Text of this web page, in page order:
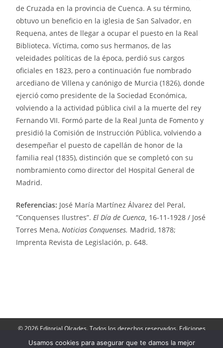
de Cruzada en la provincia de Cuenca. A su término,
obtuvo un beneficio en la iglesia de San Salvador, en
Requena, antes de llegar a ocupar el puesto en la Real
Biblioteca. Víctima, como sus hermanos, de las
veleidades políticas de la época, perdió sus cargos
oficiales en 1823, pero a continuación fue nombrado
arcediano de Villena y canónigo de Murcia (1826), donde
ejerció como presidente de la Sociedad Económica,
volviendo a la actividad pública civil a la muerte del rey
Fernando VII. Formó parte de la Real Junta de Fomento y
presidió la Comisión de Instrucción Pública, volviendo a
desempeñar el puesto de capellán de honor de la
familia real (1835), distinción que se completó con su
nombramiento como director del Hospital General de
Madrid.
Referencias: José María Martínez Álvarez del Peral,
“Conquenses Ilustres”. El Día de Cuenca 16-11-1928 / José
Torres Mena, Noticias Conquenses. Madrid, 1878;
Imprenta Revista de Legislación, p. 648.
© 2026 Editorial Olcades. Todos los derechos reservados. Ediciones
264.
Usamos cookies para asegurar que te damos la mejor